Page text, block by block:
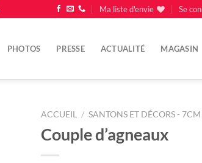
Ma liste d'envie Se
PHOTOS PRESSE ACTUALITÉ MAGASIN
ACCUEIL / SANTONS ET DÉCORS - 7CM
Couple d’agneaux